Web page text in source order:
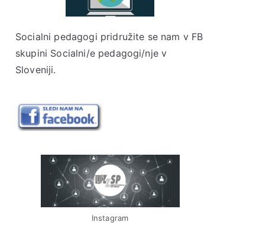
Socialni pedagogi pridružite se nam v FB
skupini Socialni/e pedagogi/nje v
Sloveniji.
Instagram